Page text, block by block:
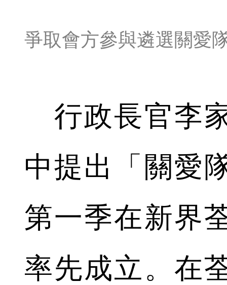
爭取會方參與遴選關愛
行政長官李
中提出「關愛
第一季在新界
率先成立。在